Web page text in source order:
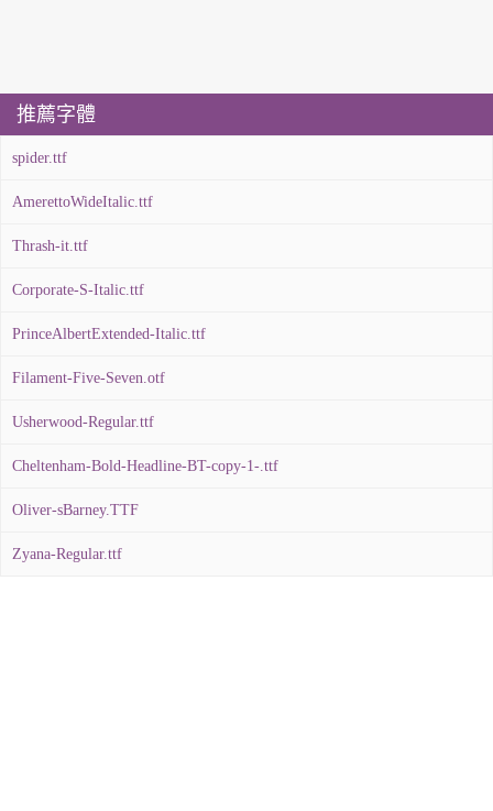
推薦字體
spider.ttf
AmerettoWideItalic.ttf
Thrash-it.ttf
Corporate-S-Italic.ttf
PrinceAlbertExtended-Italic.ttf
Filament-Five-Seven.otf
Usherwood-Regular.ttf
Cheltenham-Bold-Headline-BT-copy-1-.ttf
Oliver-sBarney.TTF
Zyana-Regular.ttf